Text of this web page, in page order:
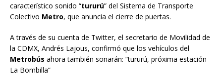
característico sonido “tururú” del Sistema de Transporte
Colectivo Metro, que anuncia el cierre de puertas.
A través de su cuenta de Twitter, el secretario de Movilidad de
la CDMX, Andrés Lajous, confirmó que los vehículos del
Metrobús ahora también sonarán: “tururú, próxima estación
La Bombilla”